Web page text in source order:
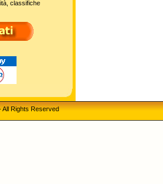
classifiche
Rights Reserved